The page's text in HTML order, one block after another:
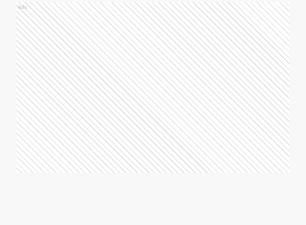
Ads